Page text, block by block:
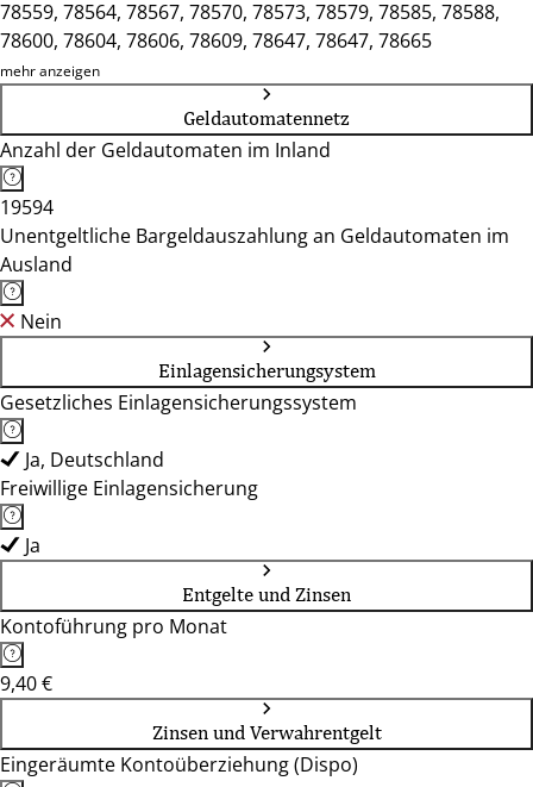
78559, 78564, 78567, 78570, 78573, 78579, 78585, 78588,
78600, 78604, 78606, 78609, 78647, 78647, 78665
mehr anzeigen
Geldautomatennetz
Anzahl der Geldautomaten im Inland
19594
Unentgeltliche Bargeldauszahlung an Geldautomaten im
Ausland
Nein
Einlagensicherungsystem
Gesetzliches Einlagensicherungssystem
Ja, Deutschland
Freiwillige Einlagensicherung
Ja
Entgelte und Zinsen
Kontoführung pro Monat
9,40 €
Zinsen und Verwahrentgelt
Eingeräumte Kontoüberziehung (Dispo)